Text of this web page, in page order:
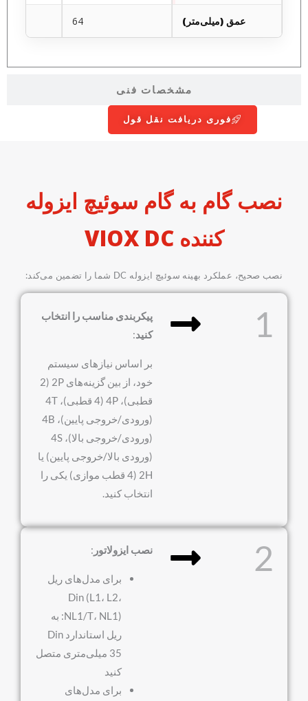
مشخصات فنی
عمق (میلی‌متر) 64
فوری دریافت نقل قول
نصب گام به گام سوئیچ ایزوله
کننده VIOX DC
نصب صحیح، عملکرد بهینه سوئیچ ایزوله DC شما را تضمین می‌کند:
1
پیکربندی مناسب را انتخاب
کنید:
بر اساس نیازهای سیستم
خود، از بین گزینه‌های 2P (2
قطبی)، 4P (4 قطبی)، 4T
(ورودی/خروجی پایین)، 4B
(ورودی/خروجی بالا)، 4S
(ورودی بالا/خروجی پایین) یا
2H (4 قطب موازی) یکی را
انتخاب کنید.
2 نصب ایزولاتور:
برای مدل‌های ریل
Din (L1، L2،
NL1/T، NL1): به
ریل استاندارد Din
35 میلی‌متری متصل
کنید
برای مدل‌های